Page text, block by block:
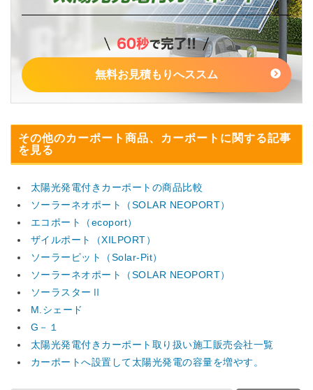
無料お見積もりへススム
その他のカーポート商品、カーポートに関する記事
を見る
太陽光発電付きカーポートの商品比較
ソーラーネオポート（SOLAR NEOPORT）
エコポート（ecoport）
ザイルポート（XILPORT）
ソーラーピット（Solar-Pit）
ソーラーネオポート（SOLAR NEOPORT）
ソーラスターⅡ
M.シェード
G－１
太陽光発電付きカーポート取り扱い施工販売会社一覧
カーポートへ設置して太陽光発電の容量を増やす。